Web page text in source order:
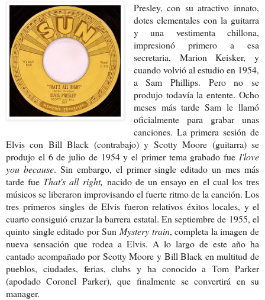
Presley, con su atractivo innato,
dotes elementales con la guitarra
y una vestimenta chillona,
impresionó primero a esa
secretaria, Marion Keisker, y
cuando volvió al estudio en 1954,
a Sam Phillips. Pero no se
produjo todavía la entente. Ocho
meses más tarde Sam le llamó
oficialmente para grabar unas
canciones. La primera sesión de
Elvis con Bill Black (contrabajo) y Scotty Moore (guitarra) se
produjo el 6 de julio de 1954 y el primer tema grabado fue I'love
you because. Sin embargo, el primer single editado un mes más
tarde fue That's all right, nacido de un ensayo en el cual los tres
músicos se liberaron improvisando el fuerte ritmo de la canción. Los
tres primeros singles de Elvis fueron relativos éxitos locales, y el
cuarto consiguió cruzar la barrera estatal. En septiembre de 1955, el
quinto single editado por Sun Mystery train, completa la imagen de
nueva sensación que rodea a Elvis. A lo largo de este año ha
cantado acompañado por Scotty Moore y Bill Black en multitud de
pueblos, ciudades, ferias, clubs y ha conocido a Tom Parker
(apodado Coronel Parker), que finalmente se convertirá en su
manager.